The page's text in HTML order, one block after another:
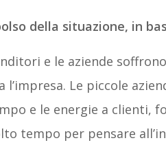
della situazione, in
e le aziende
l’impresa. Le piccole
e le energie a clienti,
tempo per pensare